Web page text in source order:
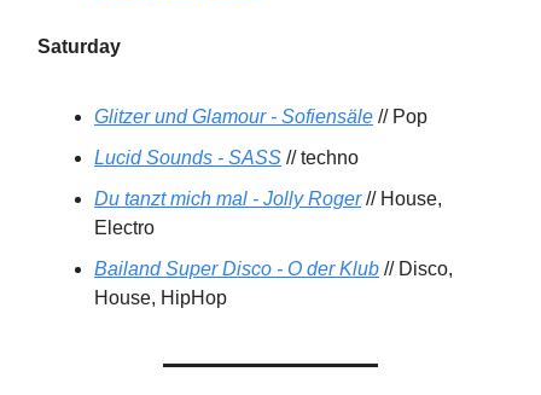
Saturday
Glitzer und Glamour - Sofiensäle // Pop
Lucid Sounds - SASS // techno
Du tanzt mich mal - Jolly Roger// House,
Electro
Bailand Super Disco - O der Klub // Disco,
House, HipHop